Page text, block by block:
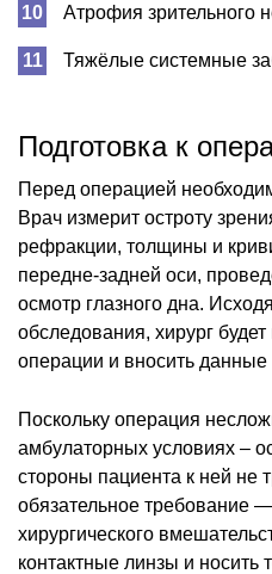
Атрофия зрительного
Тяжёлые системные
Подготовка к
Перед операцией
Врач измерит остроту
рефракции, толщины и
передне-задней оси,
осмотр глазного дна.
обследования, хирург
операции и вносить данные
Поскольку операция
амбулаторных условиях –
стороны пациента к ней не
обязательное требование
хирургического
контактные линзы и носить